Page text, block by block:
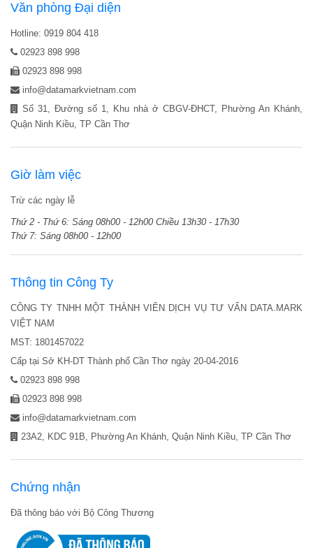
Văn phòng Đại diện
Hotline: 0919 804 418
02923 898 998
02923 898 998
info@datamarkvietnam.com
Số 31, Đường số 1, Khu nhà ở CBGV-ĐHCT, Phường An Khánh,
Quận Ninh Kiều, TP Cần Thơ
Giờ làm việc
Trừ các ngày lễ
Thứ 2 - Thứ 6: Sáng 08h00 - 12h00 Chiều 13h30 - 17h30
Thứ 7: Sáng 08h00 - 12h00
Thông tin Công Ty
CÔNG TY TNHH MỘT THÀNH VIÊN DỊCH VỤ TƯ VẤN DATA.MARK
VIỆT NAM
MST: 1801457022
Cấp tại Sở KH-DT Thành phố Cần Thơ ngày 20-04-2016
02923 898 998
02923 898 998
info@datamarkvietnam.com
23A2, KDC 91B, Phường An Khánh, Quận Ninh Kiều, TP Cần Thơ
Chứng nhận
Đã thông báo với Bộ Công Thương